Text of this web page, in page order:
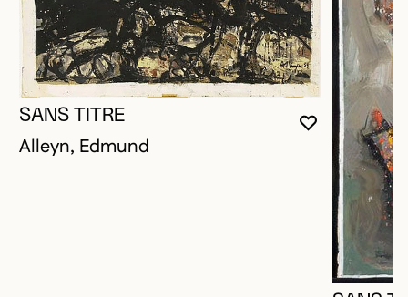
VOUS
FERMER
OUVRIR LA
SANS TITRE
Alleyn, Edmund